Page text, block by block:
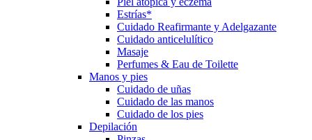
Estrías*
Cuidado Reafirmante y Adelgazante
Cuidado anticelulítico
Masaje
Perfumes & Eau de Toilette
Manos y pies
Cuidado de uñas
Cuidado de las manos
Cuidado de los pies
Depilación